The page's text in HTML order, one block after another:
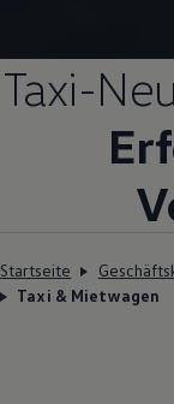
Taxi-
Startseite
Taxi & Mietwagen